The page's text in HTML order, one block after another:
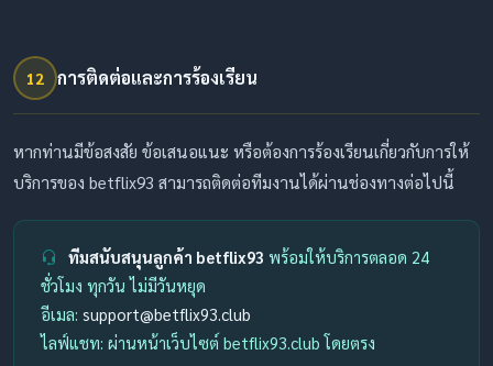
12 การติดต่อและการร้องเรียน
หากท่านมีข้อสงสัย ข้อเสนอแนะ หรือต้องการร้องเรียนเกี่ยวกับการให้
บริการของ betflix93 สามารถติดต่อทีมงานได้ผ่านช่องทางต่อไปนี้
ทีมสนับสนุนลูกค้า betflix93 พร้อมให้บริการตลอด 24
ชั่วโมง ทุกวัน ไม่มีวันหยุด
อีเมล: support@betflix93.club
ไลฟ์แชท: ผ่านหน้าเว็บไซต์ betflix93.club โดยตรง